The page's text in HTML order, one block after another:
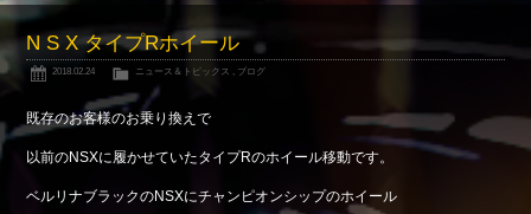
About NSX
NSXについて
Reflesh Plan
カスタム例
Trade in
買取査定
Blog
N S X タイプRホイール
2018.02.24 ニュース＆トピックス , ブログ
既存のお客様のお乗り換えで
以前のNSXに履かせていたタイプRのホイール移動です。
ベルリナブラックのNSXにチャンピオンシップのホイール